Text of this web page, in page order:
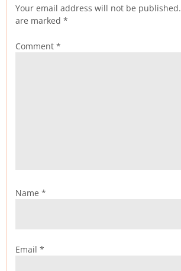
Your email address will not be published.
are marked *
Comment *
Name *
Email *